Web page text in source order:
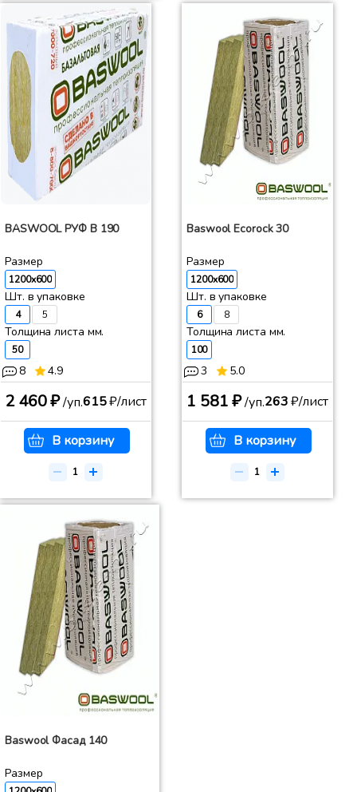
BASWOOL РУФ В 190
Размер
1200x600
Шт. в упаковке
4 5
Толщина листа мм.
50
8 4.9
2 460 ₽/уп.615₽/лист
В корзину
Baswool Ecorock 30
Размер
1200x600
Шт. в упаковке
6 8
Толщина листа мм.
100
3 5.0
1 581 ₽/уп.263₽/лист
В корзину
Baswool Фасад 140
Размер